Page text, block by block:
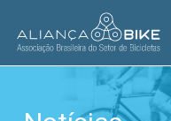
main